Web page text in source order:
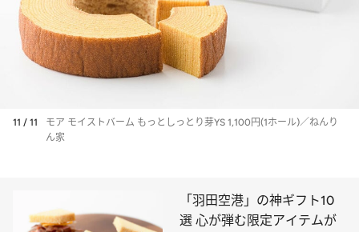
11 / 11
モア モイストバーム もっとしっとり芽YS 1,100円(1ホール)／ねんり
ん家
「羽田空港」の神ギフト10
選 心が弾む限定アイテムが